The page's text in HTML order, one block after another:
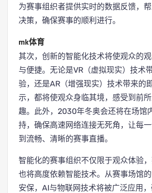
为赛事组织者提供实时的数据反馈，
决策，确保赛事的顺利进行。
mk体育
其次，创新的智能化技术将使观众的
与便捷。无论是VR（虚拟现实）技术
验，还是AR（增强现实）技术带来的
示，都将使观众身临其境，感受到前
趣。此外，2030年冬奥会还将在场馆
持，确保高速网络连接无死角，让每
到流畅、清晰的赛事直播。
智能化的赛事组织不仅限于观众体验
也将高度依赖智能技术。从赛事场馆
安保，AI与物联网技术将被广泛应用，